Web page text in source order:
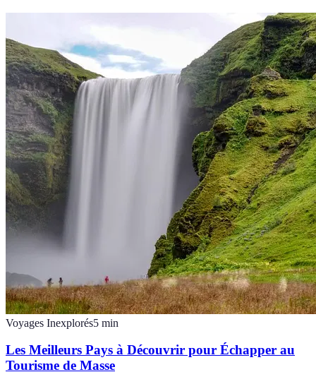
Voyages Inexplorés5 min
Les Meilleurs Pays à Découvrir pour Échapper au
Tourisme de Masse